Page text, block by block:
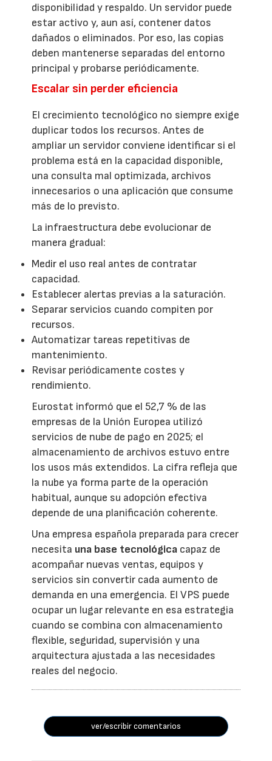
disponibilidad y respaldo. Un servidor puede
estar activo y, aun así, contener datos
dañados o eliminados. Por eso, las copias
deben mantenerse separadas del entorno
principal y probarse periódicamente.
Escalar sin perder eficiencia
El crecimiento tecnológico no siempre exige
duplicar todos los recursos. Antes de
ampliar un servidor conviene identificar si el
problema está en la capacidad disponible,
una consulta mal optimizada, archivos
innecesarios o una aplicación que consume
más de lo previsto.
La infraestructura debe evolucionar de
manera gradual:
Medir el uso real antes de contratar
capacidad.
Establecer alertas previas a la saturación.
Separar servicios cuando compiten por
recursos.
Automatizar tareas repetitivas de
mantenimiento.
Revisar periódicamente costes y
rendimiento.
Eurostat informó que el 52,7 % de las
empresas de la Unión Europea utilizó
servicios de nube de pago en 2025; el
almacenamiento de archivos estuvo entre
los usos más extendidos. La cifra refleja que
la nube ya forma parte de la operación
habitual, aunque su adopción efectiva
depende de una planificación coherente.
Una empresa española preparada para crecer
necesita una base tecnológica capaz de
acompañar nuevas ventas, equipos y
servicios sin convertir cada aumento de
demanda en una emergencia. El VPS puede
ocupar un lugar relevante en esa estrategia
cuando se combina con almacenamiento
flexible, seguridad, supervisión y una
arquitectura ajustada a las necesidades
reales del negocio.
ver/escribir comentarios